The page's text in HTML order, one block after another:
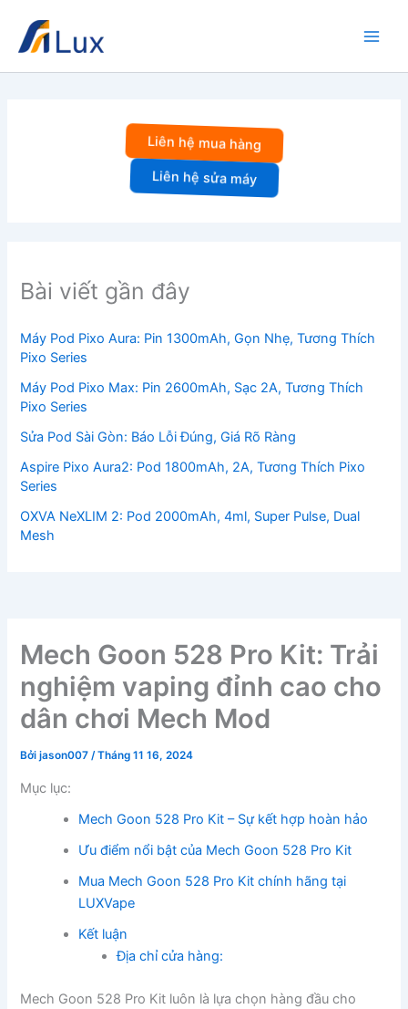
dung
Mech Goon 528 Pro Kit: Trải
nghiệm vaping đỉnh cao cho
dân chơi Mech Mod
Bởijason007/Tháng 11 16, 2024
Mục lục:
Mech Goon 528 Pro Kit – Sự kết hợp hoàn hảo
Ưu điểm nổi bật của Mech Goon 528 Pro Kit
Mua Mech Goon 528 Pro Kit chính hãng tại
LUXVape
Kết luận
Địa chỉ cửa hàng:
Mech Goon 528 Pro Kit luôn là lựa chọn hàng đầu cho
Liên hệ mua hàng
Liên hệ sửa máy
Bài viết gần đây
Máy Pod Pixo Aura: Pin 1300mAh, Gọn Nhẹ, Tương Thích
Pixo Series
Máy Pod Pixo Max: Pin 2600mAh, Sạc 2A, Tương Thích
Pixo Series
Sửa Pod Sài Gòn: Báo Lỗi Đúng, Giá Rõ Ràng
Aspire Pixo Aura2: Pod 1800mAh, 2A, Tương Thích Pixo
Series
OXVA NeXLIM 2: Pod 2000mAh, 4ml, Super Pulse, Dual
Mesh